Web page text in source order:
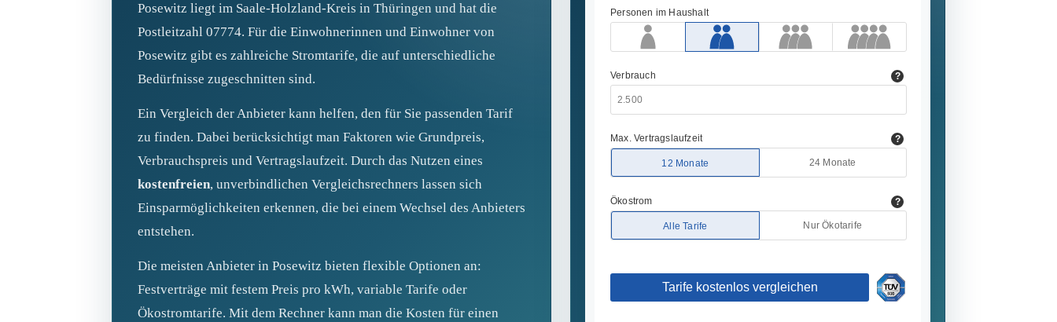
Posewitz liegt im Saale-Holzland-Kreis in Thüringen und hat die
Postleitzahl 07774. Für die Einwohnerinnen und Einwohner von
Posewitz gibt es zahlreiche Stromtarife, die auf unterschiedliche
Bedürfnisse zugeschnitten sind.
Ein Vergleich der Anbieter kann helfen, den für Sie passenden Tarif
zu finden. Dabei berücksichtigt man Faktoren wie Grundpreis,
Verbrauchspreis und Vertragslaufzeit. Durch das Nutzen eines
kostenfreien, unverbindlichen Vergleichsrechners lassen sich
Einsparmöglichkeiten erkennen, die bei einem Wechsel des Anbieters
entstehen.
Die meisten Anbieter in Posewitz bieten flexible Optionen an:
Festverträge mit festem Preis pro kWh, variable Tarife oder
Ökostromtarife. Mit dem Rechner kann man die Kosten für einen